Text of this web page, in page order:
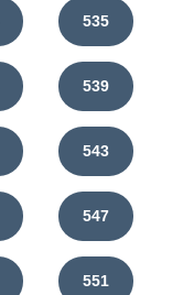
535
539
543
547
551